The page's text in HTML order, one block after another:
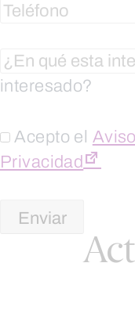
interesado?
Acepto el
Privacidad